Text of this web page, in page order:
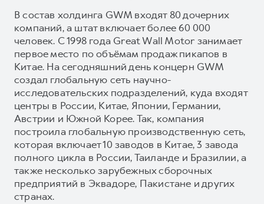
В состав холдинга GWM входят 80 дочерних
компаний, а штат включает более 60 000
человек. С 1998 года Great Wall Motor занимает
первое место по объёмам продаж пикапов в
Китае. На сегодняшний день концерн GWM
создал глобальную сеть научно-
исследовательских подразделений, куда входят
центры в России, Китае, Японии, Германии,
Австрии и Южной Корее. Так, компания
построила глобальную производственную сеть,
которая включает 10 заводов в Китае, 3 завода
полного цикла в России, Таиланде и Бразилии, а
также несколько зарубежных сборочных
предприятий в Эквадоре, Пакистане и других
странах.